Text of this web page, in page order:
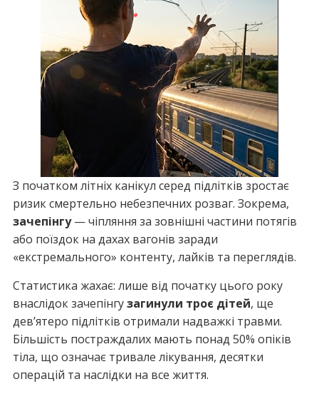
З початком літніх канікул серед підлітків зростає
ризик смертельно небезпечних розваг. Зокрема,
зачепінгу— чіпляння за зовнішні частини потягів
або поїздок на дахах вагонів заради
«екстремального» контенту, лайків та переглядів.
Статистика жахає: лише від початку цього року
внаслідок зачепінгузагинули троє дітей, ще
дев’ятеро підлітків отримали надважкі травми.
Більшість постраждалих мають понад 50% опіків
тіла, що означає тривале лікування, десятки
операцій та наслідки на все життя.